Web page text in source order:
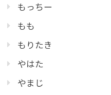
もっちー
もも
もりたき
やはた
やまじ